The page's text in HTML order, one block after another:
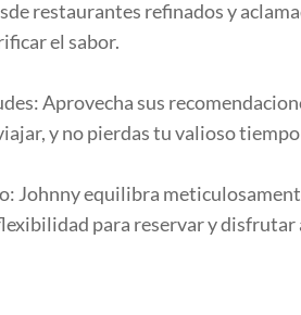
restaurantes refinados y
el sabor.
Aprovecha sus
y no pierdas tu valioso
Johnny equilibra
para reservar y disfrutar